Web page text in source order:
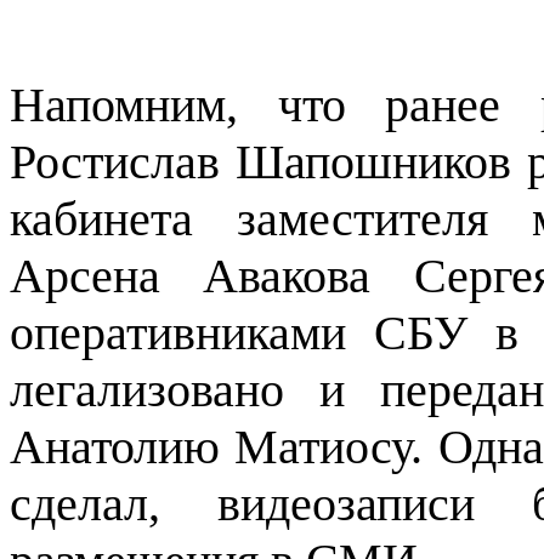
Напомним, что ранее
Ростислав Шапошников
кабинета
Арсена Авакова
оперативниками СБУ в
легализовано и
Анатолию Матиосу.
сделал,